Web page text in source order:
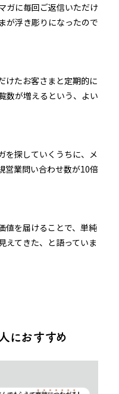
ガに毎回ご返信いただけ
が浮き彫りになったので
けたお客さまと定期的に
数が増えるという、よい
を探していくうちに、メ
営業問い合わせ数が10倍
値を届けることで、単純
えてきた、と語っていま
におすすめ